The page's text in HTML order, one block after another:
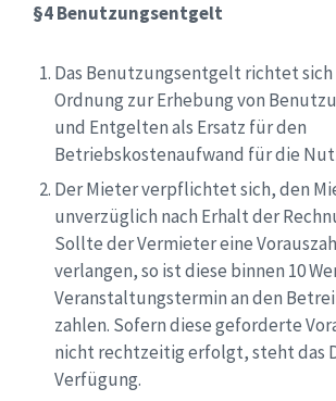
§4 Benutzungsentgelt
Das Benutzungsentgelt richtet sich
Ordnung zur Erhebung von
und Entgelten als Ersatz für den
Betriebskostenaufwand für die
Der Mieter verpflichtet sich, den
unverzüglich nach Erhalt der
Sollte der Vermieter eine
verlangen, so ist diese binnen 10
Veranstaltungstermin an den
zahlen. Sofern diese geforderte
nicht rechtzeitig erfolgt, steht das
Verfügung.